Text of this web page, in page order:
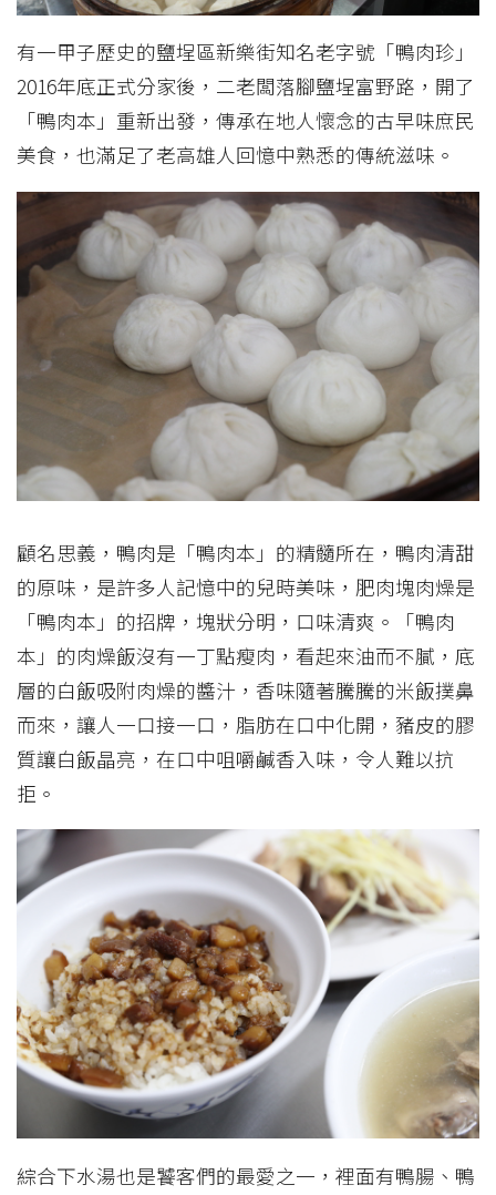
有一甲子歷史的鹽埕區新樂街知名老字號「鴨肉珍」
2016年底正式分家後，二老闆落腳鹽埕富野路，開了
「鴨肉本」重新出發，傳承在地人懷念的古早味庶民
美食，也滿足了老高雄人回憶中熟悉的傳統滋味。
顧名思義，鴨肉是「鴨肉本」的精髓所在，鴨肉清甜
的原味，是許多人記憶中的兒時美味，肥肉塊肉燥是
「鴨肉本」的招牌，塊狀分明，口味清爽。「鴨肉
本」的肉燥飯沒有一丁點瘦肉，看起來油而不膩，底
層的白飯吸附肉燥的醬汁，香味隨著騰騰的米飯撲鼻
而來，讓人一口接一口，脂肪在口中化開，豬皮的膠
質讓白飯晶亮，在口中咀嚼鹹香入味，令人難以抗
拒。
綜合下水湯也是饕客們的最愛之一，裡面有鴨腸、鴨